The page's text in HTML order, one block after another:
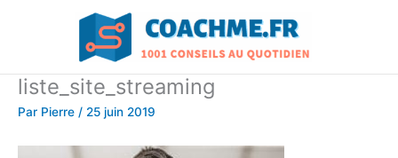
liste_site_streaming
Par Pierre / 25 juin 2019